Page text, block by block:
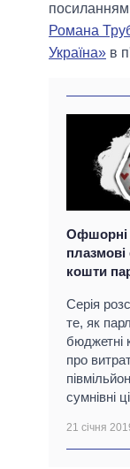
Романа
Україна» в
Офшорні
кошти
Серія
те, як
бюджетні
про
сумнівні
21 січня